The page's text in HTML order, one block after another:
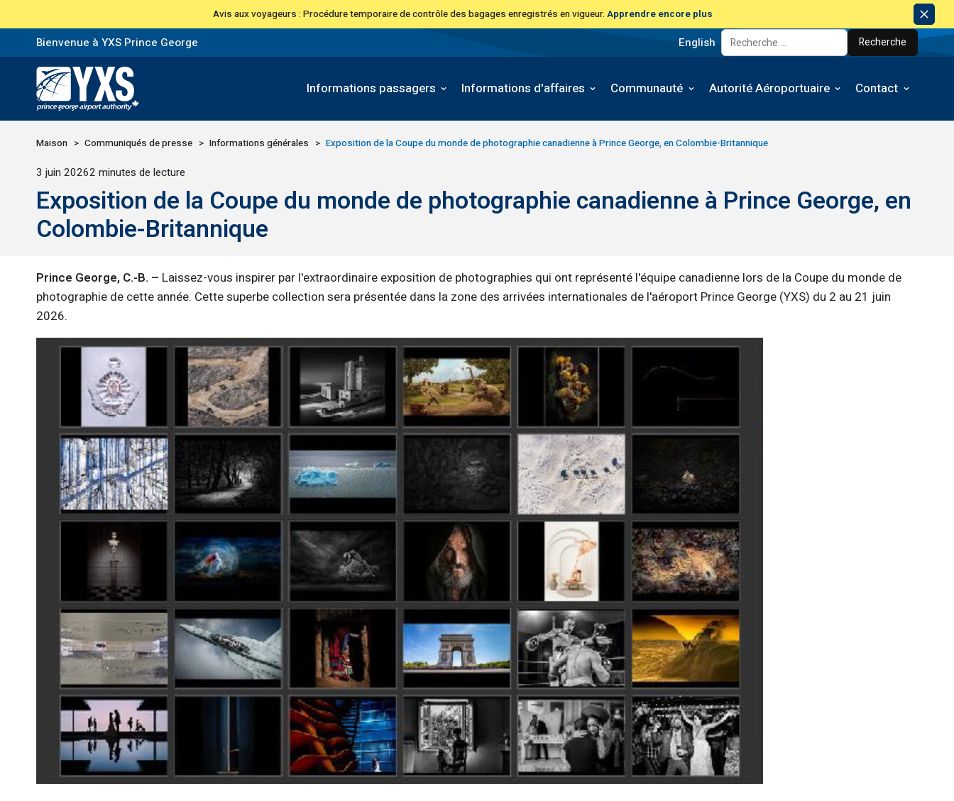
Avis aux voyageurs : Procédure temporaire de contrôle des bagages enregistrés en vigueur. Apprendre encore plus Avis
de
Bienvenue à YXS Prince George English Rechercher:
Retour à la page d'accueil>
Informations passagers Informations d'affaires Communauté Autorité Aéroportuaire Contact
Maison Communiqués de presse Informations générales Exposition de la Coupe du monde de photographie canadienne à Prince George, en Colombie-Britannique
Publié
3 juin 20262 minutes de lecture
Exposition de la Coupe du monde de photographie canadienne à Prince George, en
Colombie-Britannique
Prince George, C.-B. – Laissez-vous inspirer par l'extraordinaire exposition de photographies qui ont représenté l'équipe canadienne lors de la Coupe du monde de
photographie de cette année. Cette superbe collection sera présentée dans la zone des arrivées internationales de l'aéroport Prince George (YXS) du 2 au 21 juin
2026.